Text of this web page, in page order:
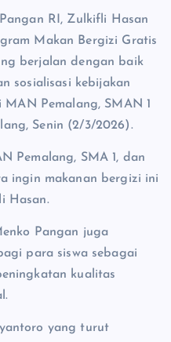
RI, Zulkifli Hasan
Makan Bergizi Gratis
berjalan dengan baik
sosialisasi kebijakan
Pemalang, SMAN 1
Senin (2/3/2026).
Pemalang, SMA 1, dan
ingin makanan bergizi ini
Hasan.
Pangan juga
para siswa sebagai
kualitas
yang turut